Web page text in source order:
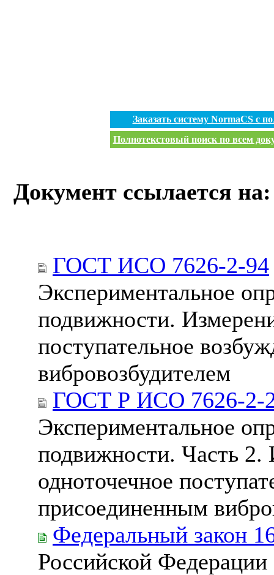
Заказать систему NormaCS с
Полнотекстовый поиск по всем
Документ ссылается на:
ГОСТ ИСО 7626-2-94
Экспериментальное
подвижности.
поступательное
вибровозбудителем
ГОСТ Р ИСО 7626-2-
Экспериментальное
подвижности. Часть
одноточечное
присоединенным
Федеральный закон
Российской Федерации